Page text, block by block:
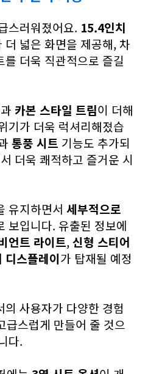
스러워졌어요. 15.4인치
더 넓은 화면을 제공해, 차
더욱 직관적으로 즐길
과 카본 스타일 트림이 더해
기가 더욱 럭셔리해졌습
통풍 시트 기능도 추가되
더욱 쾌적하고 즐거운 시
유지하면서 세부적으로
보입니다. 유출된 정보에
언트 라이트,신형 스티어
디스플레이가 탑재될 예정
사용자가 다양한 경험
급스럽게 만들어 줄 것으
다.